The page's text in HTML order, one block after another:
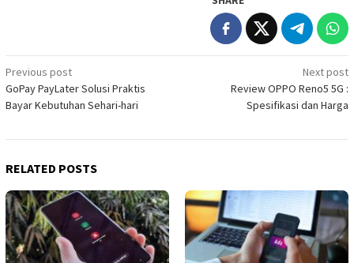
Post
navigation
Previous post
GoPay PayLater Solusi Praktis
Bayar Kebutuhan Sehari-hari
Next post
Review OPPO Reno5 5G :
Spesifikasi dan Harga
RELATED POSTS